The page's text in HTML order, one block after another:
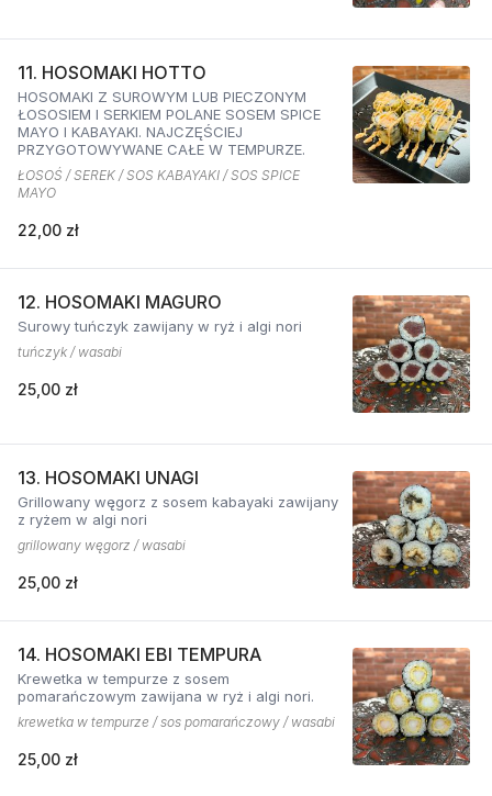
11. HOSOMAKI HOTTO
HOSOMAKI Z SUROWYM LUB PIECZONYM
ŁOSOSIEM I SERKIEM POLANE SOSEM SPICE
MAYO I KABAYAKI. NAJCZĘŚCIEJ
PRZYGOTOWYWANE CAŁE W TEMPURZE.
ŁOSOŚ / SEREK / SOS KABAYAKI / SOS SPICE
MAYO
22,00 zł
12. HOSOMAKI MAGURO
Surowy tuńczyk zawijany w ryż i algi nori
tuńczyk / wasabi
25,00 zł
13. HOSOMAKI UNAGI
Grillowany węgorz z sosem kabayaki zawijany
z ryżem w algi nori
grillowany węgorz / wasabi
25,00 zł
14. HOSOMAKI EBI TEMPURA
Krewetka w tempurze z sosem
pomarańczowym zawijana w ryż i algi nori.
krewetka w tempurze / sos pomarańczowy / wasabi
25,00 zł